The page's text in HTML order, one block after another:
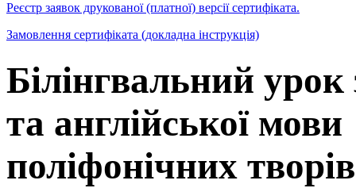
Реєстр заявок друкованої (платної) версії сертифіката.
Замовлення сертифіката (докладна інструкція)
Білінгвальний
та англійської
поліфонічних